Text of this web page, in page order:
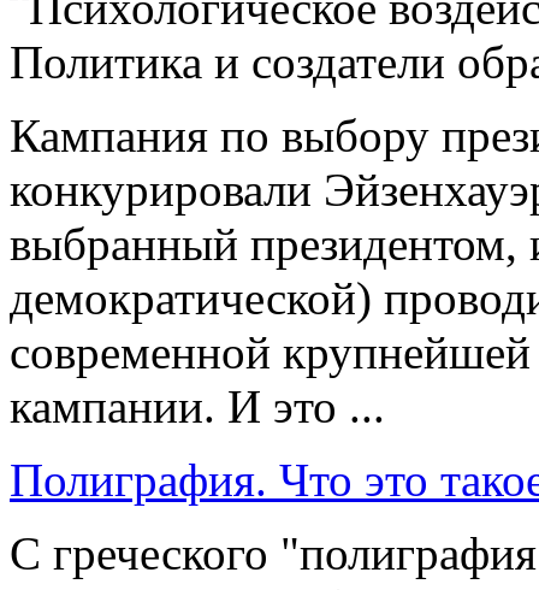
Кампания по выбору
конкурировали
выбранный президентом,
демократической)
современной
кампании. И это ...
Полиграфия. Что это
С греческого